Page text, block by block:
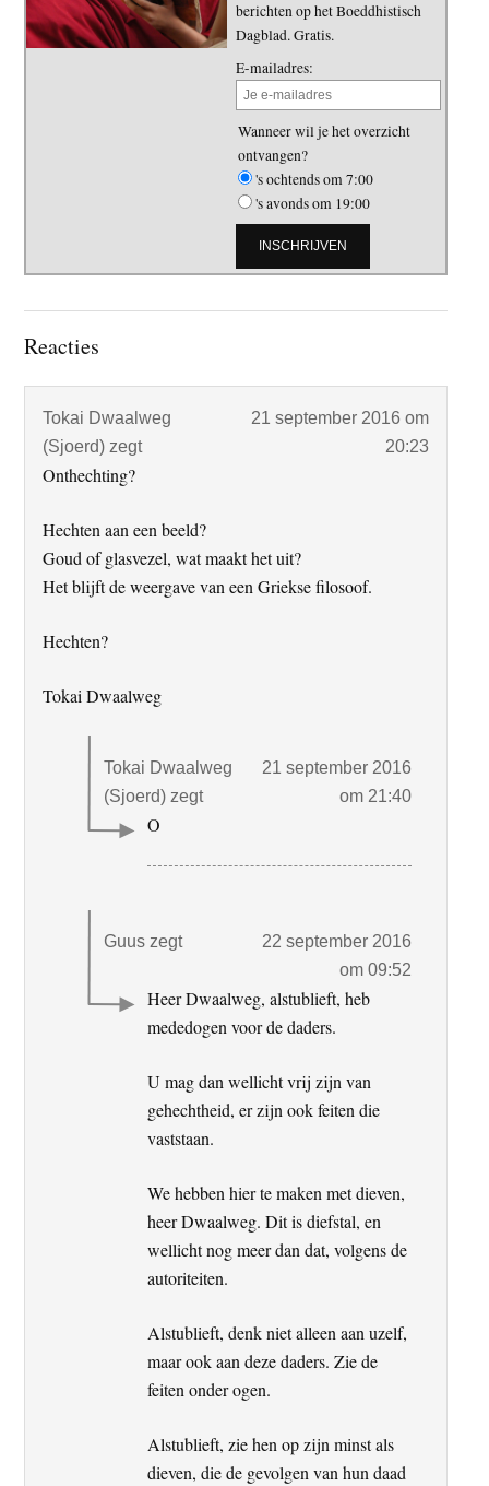
berichten op het Boeddhistisch
Dagblad. Gratis.
E-mailadres:
Wanneer wil je het overzicht
ontvangen?
's ochtends om 7:00
's avonds om 19:00
Lees
Reacties
Tokai Dwaalweg
(Sjoerd) zegt
21 september 2016 om
20:23
Onthechting?
Hechten aan een beeld?
Goud of glasvezel, wat maakt het uit?
Het blijft de weergave van een Griekse filosoof.
Hechten?
Tokai Dwaalweg
Tokai Dwaalweg
(Sjoerd) zegt
21 september 2016
om 21:40
O
Guus zegt
22 september 2016
om 09:52
Heer Dwaalweg, alstublieft, heb
mededogen voor de daders.
U mag dan wellicht vrij zijn van
gehechtheid, er zijn ook feiten die
vaststaan.
We hebben hier te maken met dieven,
heer Dwaalweg. Dit is diefstal, en
wellicht nog meer dan dat, volgens de
autoriteiten.
Alstublieft, denk niet alleen aan uzelf,
maar ook aan deze daders. Zie de
feiten onder ogen.
Alstublieft, zie hen op zijn minst als
dieven, die de gevolgen van hun daad